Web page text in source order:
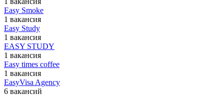
Easy Smoke
1 вакансия
Easy Study
1 вакансия
EASY STUDY
1 вакансия
Easy times coffee
1 вакансия
EasyVisa Agency
6 вакансий